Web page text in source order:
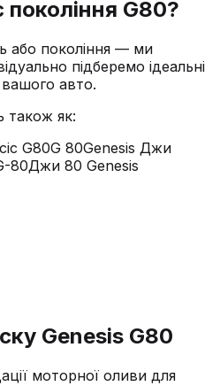
G80?
або покоління — ми
підберемо ідеальні
авто.
як:
G80G 80Genesis Джи
80Джи 80 Genesis
Genesis G80
моторної оливи для